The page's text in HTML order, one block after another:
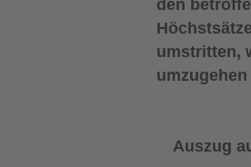
den
umstritten,
Auszug